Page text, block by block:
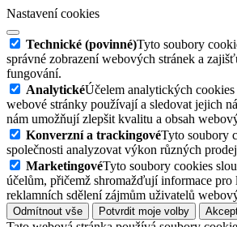
Nastavení cookies
Technické (povinné)Tyto soubory
správné zobrazení webových stránek a
fungování.
AnalytickéÚčelem analytických
webové stránky používají a sledovat jejich
nám umožňují zlepšit kvalitu a obsah
Konverzní a trackingovéTyto soubory
společnosti analyzovat výkon různých
MarketingovéTyto soubory cookies
účelům, přičemž shromažďují informace pro
reklamních sdělení zájmům uživatelů
Odmítnout vše Potvrdit moje volby